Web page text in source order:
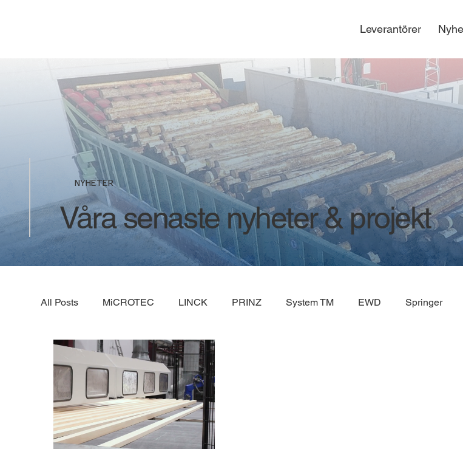
Leverantörer
NYHETER
Våra senaste nyheter & projekt
All Posts MiCROTEC LINCK PRINZ System TM EWD Springer